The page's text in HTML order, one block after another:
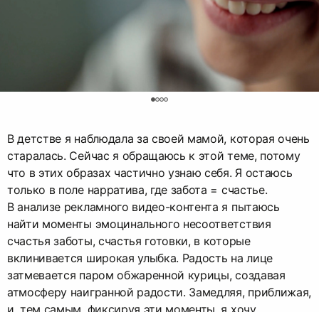
В детстве я наблюдала за своей мамой, которая очень
старалась. Сейчас я обращаюсь к этой теме, потому
что в этих образах частично узнаю себя. Я остаюсь
только в поле нарратива, где забота = счастье.
В анализе рекламного видео-контента я пытаюсь
найти моменты эмоцинального несоответствия
счастья заботы, счастья готовки, в которые
вклинивается широкая улыбка. Радость на лице
затмевается паром обжаренной курицы, создавая
атмосферу наигранной радости. Замедляя, приближая,